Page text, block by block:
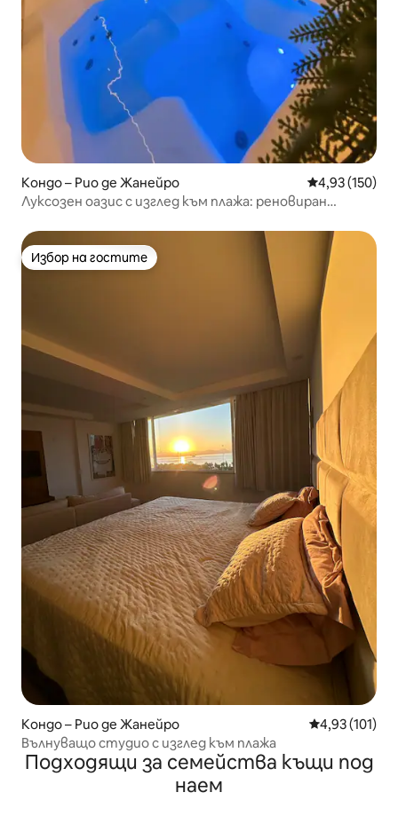
Кондо – Рио де Жанейро Средна
4,93 (150)
Луксозен оазис с изглед към плажа: реновиран
Избор на гостите
Избор на гостите
Кондо – Рио де Жанейро Средна
4,93 (101)
Вълнуващо студио с изглед към плажа
Подходящи за семейства къщи под
наем